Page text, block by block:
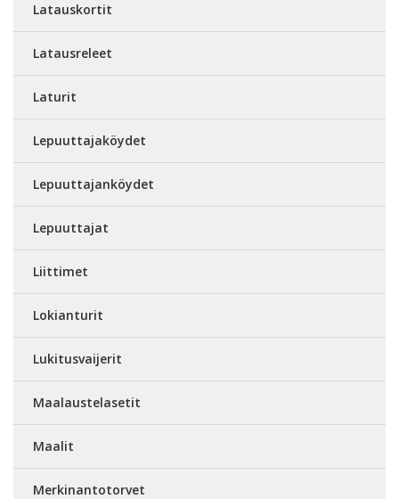
Latauskortit
Latausreleet
Laturit
Lepuuttajaköydet
Lepuuttajanköydet
Lepuuttajat
Liittimet
Lokianturit
Lukitusvaijerit
Maalaustelasetit
Maalit
Merkinantotorvet